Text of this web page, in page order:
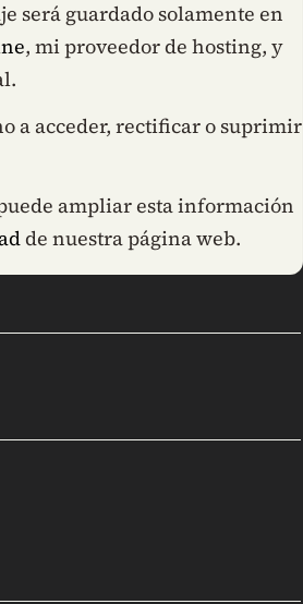
será guardado solamente en
, mi proveedor de hosting, y
a acceder, rectificar o suprimir
ampliar esta información
de nuestra página web.